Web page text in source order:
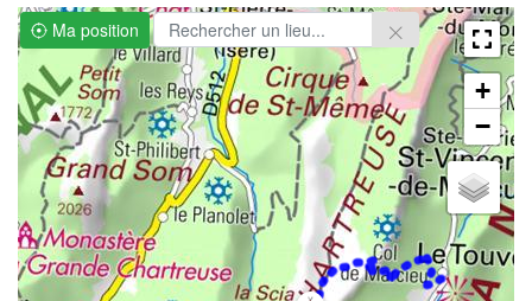
Ma position
+
−